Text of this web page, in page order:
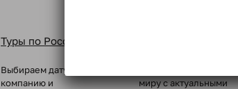
Туры по России
Выбираем дату, собираем
компанию и
миру с актуальными